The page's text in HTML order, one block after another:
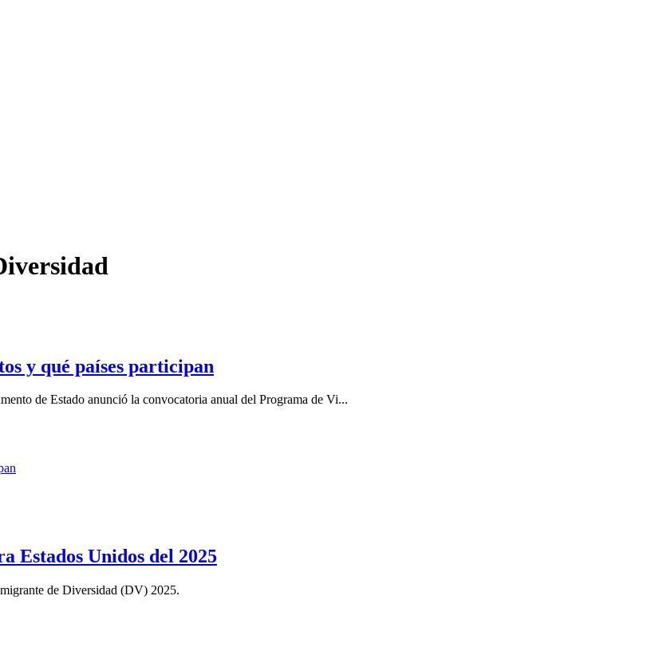
y qué países participan
de Estado anunció la convocatoria anual del Programa de Vi...
Estados Unidos del 2025
de Diversidad (DV) 2025.